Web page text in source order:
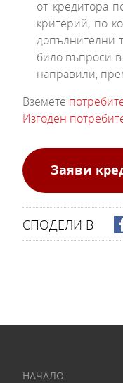
от кредитора
критерий, по
допълнителни
било въпроси в
направили,
Вземете
Изгоден
Заяви
СПОДЕЛИ В
НАЧАЛО